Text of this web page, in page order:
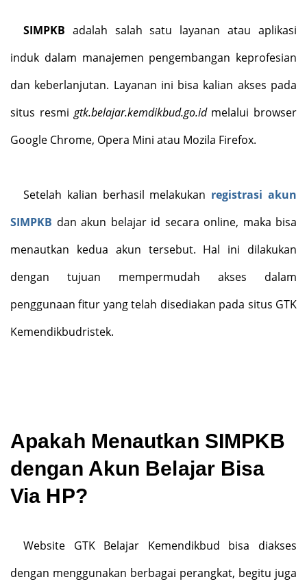
SIMPKB adalah salah satu layanan atau aplikasi
induk dalam manajemen pengembangan keprofesian
dan keberlanjutan. Layanan ini bisa kalian akses pada
situs resmi gtk.belajar.kemdikbud.go.idmelalui browser
Google Chrome, Opera Mini atau Mozila Firefox.
Setelah kalian berhasil melakukan registrasi akun
SIMPKB dan akun belajar id secara online, maka bisa
menautkan kedua akun tersebut. Hal ini dilakukan
dengan tujuan mempermudah akses dalam
penggunaan fitur yang telah disediakan pada situs GTK
Kemendikbudristek.
Apakah Menautkan SIMPKB
dengan Akun Belajar Bisa
Via HP?
Website GTK Belajar Kemendikbud bisa diakses
dengan menggunakan berbagai perangkat, begitu juga